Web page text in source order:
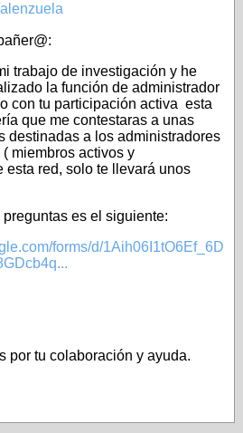
trabajo de investigación y he
la función de administrador
con tu participación activa esta
que me contestaras a unas
destinadas a los administradores
miembros activos y
esta red, solo te llevará unos
es el siguiente:
forms/d/1Aih06I1tO6Ef_6D
por tu colaboración y ayuda.